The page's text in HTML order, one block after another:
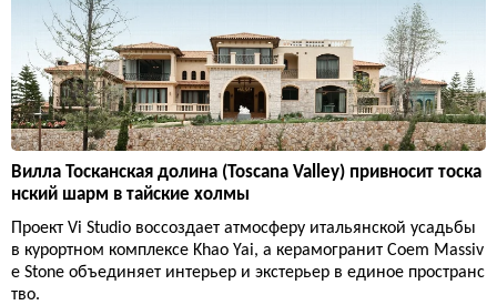
Вилла Тосканская долина (Toscana Valley) привносит тоска
нский шарм в тайские холмы
Проект Vi Studio воссоздает атмосферу итальянской усадьбы
в курортном комплексе Khao Yai, а керамогранит Coem Massiv
e Stone объединяет интерьер и экстерьер в единое пространс
тво.